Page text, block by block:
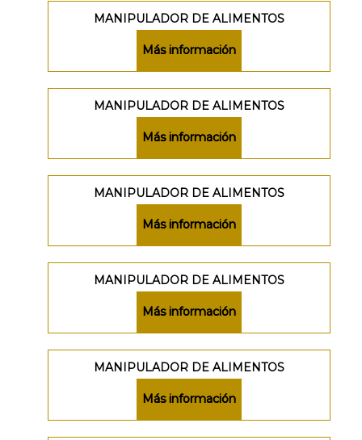
MANIPULADOR DE ALIMENTOS
Más información
MANIPULADOR DE ALIMENTOS
Más información
MANIPULADOR DE ALIMENTOS
Más información
MANIPULADOR DE ALIMENTOS
Más información
MANIPULADOR DE ALIMENTOS
Más información